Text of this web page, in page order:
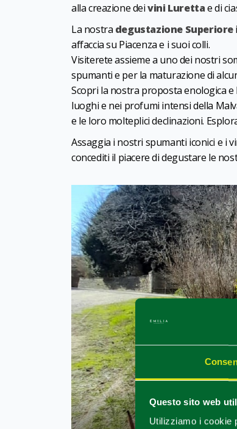
Questo sito web
Utilizziamo i cookie
alla creazione deivini Lurettae di
La nostra degustazione Superiore
affaccia su Piacenza e i suoi colli.
Visiterete assieme a uno dei nostri
spumanti e per la maturazione di
Scopri la nostra proposta enologica
luoghi e nei profumi intensi della
e le loro molteplici declinazioni.
Assaggia i nostri spumanti iconici e i
concediti il piacere di degustare le